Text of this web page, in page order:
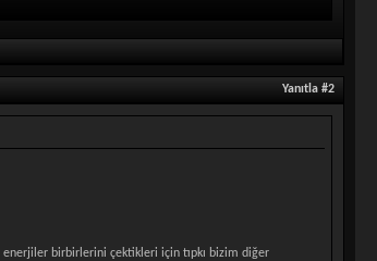
Yanıtla #2
birbirlerini çektikleri için tıpkı bizim diğer